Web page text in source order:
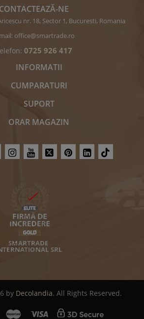
CONTACTEAZĂ-NE
nr. 18, Sector 1, Bucuresti, Romania
office@smartrade.ro
0725 926 417
INFORMATII
CUMPARATURI
SUPORT
ORAR MAGAZIN
by Decolandia. All Rights Reserved.